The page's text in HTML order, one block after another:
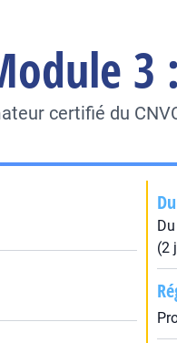
certifié du
(2